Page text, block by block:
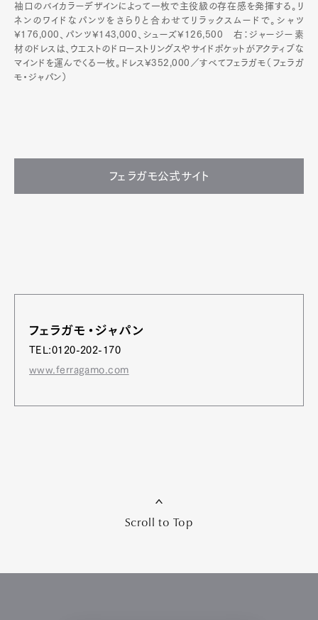
袖口のバイカラーデザインによって一枚で主役級の存在感を発揮する。リ
ネンのワイドなパンツをさらりと合わせてリラックスムードで。シャツ
¥176,000、パンツ¥143,000、シューズ¥126,500 右：ジャージー素
材のドレスは、ウエストのドローストリングスやサイドポケットがアクティブな
マインドを運んでくる一枚。ドレス¥352,000／すべてフェラガモ（フェラガ
モ・ジャパン）
フェラガモ公式サイト
フェラガモ・ジャパン
TEL:0120-202-170
www.ferragamo.com
Scroll to Top